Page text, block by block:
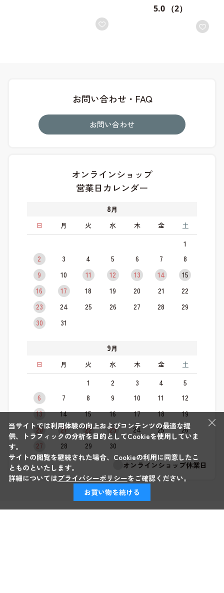
5.0 （2）
お問い合わせ・FAQ
お問い合わせ
オンラインショップ
営業日カレンダー
8月
日
月 火 水 木 金 土
1
2
3 4 5 6 7
8
9
10 11 12 13 14
15
16
17 18 19 20 21
22
23
24 25 26 27 28
29
30
31
9月
日
月 火 水 木 金 土
1 2 3 4
5
6
7 8 9 10 11
12
13
14 15 16 17 18
19
20
21 22 23 24 25
26
27
28 29
30
オンラインショップ休業日
×
当サイトでは利用体験の向上およびコンテンツの最適な提
供、トラフィックの分析を目的としてCookieを使用していま
す。
サイトの閲覧を継続された場合、Cookieの利用に同意したこ
とものといたします。
詳細についてはプライバシーポリシーをご確認ください。
お買い物を続ける